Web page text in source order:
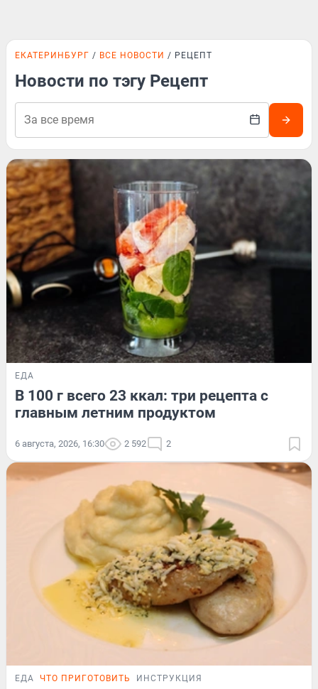
ЕКАТЕРИНБУРГ ВСЕ НОВОСТИ РЕЦЕПТ
Новости по тэгу Рецепт
ЕДА
В 100 г всего 23 ккал: три рецепта с
главным летним продуктом
6 августа, 2026, 16:30 2 592 2
ЕДА ЧТО ПРИГОТОВИТЬ ИНСТРУКЦИЯ